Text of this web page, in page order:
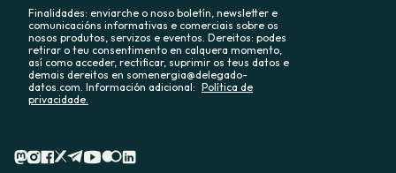
Finalidades: enviarche o noso boletín, newsletter e
comunicacións informativas e comerciais sobre os
nosos produtos, servizos e eventos. Dereitos: podes
retirar o teu consentimento en calquera momento,
así como acceder, rectificar, suprimir os teus datos e
demais dereitos en somenergia@delegado-
datos.com. Información adicional: Política de
privacidade.